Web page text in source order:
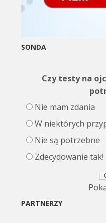
SONDA
Czy testy na
Nie mam zdania
W niektórych
Nie są potrzebne
Zdecydowanie tak!
PARTNERZY